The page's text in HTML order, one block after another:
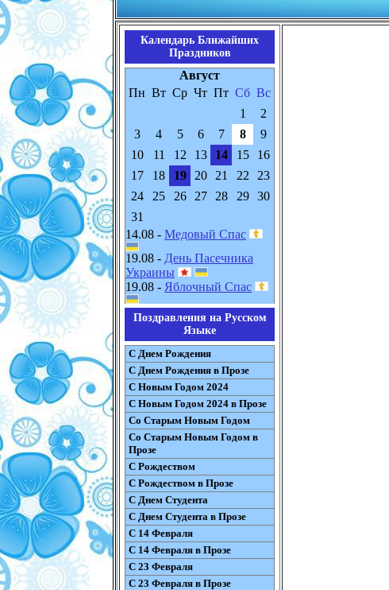
Календарь Ближайших
Праздников
Август
Пн Вт Ср Чт Пт Сб Вс
1
2
3
4 5 6 7 8
9
10
11 12 13 14 15
16
17
18 19 20 21 22
23
24
25 26 27 28 29
30
31
14.08 - Медовый Спас
19.08 - День Пасечника
Украины
19.08 - Яблочный Спас
Поздравления на Русском
Языке
С Днем Рождения
С Днем Рождения в Прозе
С Новым Годом 2024
С Новым Годом 2024 в Прозе
Со Старым Новым Годом
Со Старым Новым Годом в
Прозе
С Рождеством
С Рождеством в Прозе
С Днем Студента
С Днем Студента в Прозе
С 14 Февраля
С 14 Февраля в Прозе
С 23 Февраля
С 23 Февраля в Прозе